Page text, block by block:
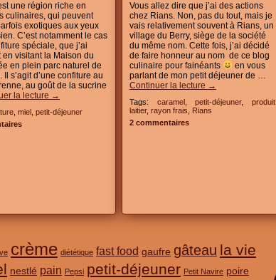
une région riche en
culinaires, qui peuvent
exotiques aux yeux
C’est notamment le cas
spéciale, que j’ai
en visitant la Maison du
en plein parc naturel de
Il s’agit d’une confiture au
au goût de la sucrine
la lecture →
miel petit-déjeuner
Vous allez dire que j’ai des actions
chez Rians. Non, pas du tout, mais je
vais relativement souvent à Rians, un
village du Berry, siège de la société
du même nom. Cette fois, j’ai décidé
de faire honneur au nom de ce blog
culinaire pour fainéants
en vous
parlant de mon petit déjeuner de …
Continuer la lecture →
Tags: caramel,petit-déjeuner,produit
laitier, rayon frais
Rians
2 commentaires
crème diététique fast food gaufre gâteau la vie
nestlé pain Pepsi petit-déjeuner Petit Navire poire